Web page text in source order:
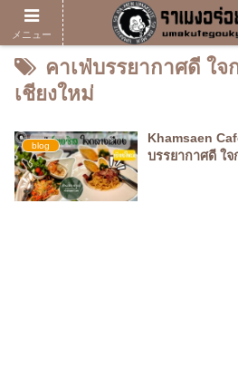
คาเฟ่บรรยากาศดี ใจ
เชียงใหม่
blog
Khamsaen
บรรยากาศดี ใจ
メニュー